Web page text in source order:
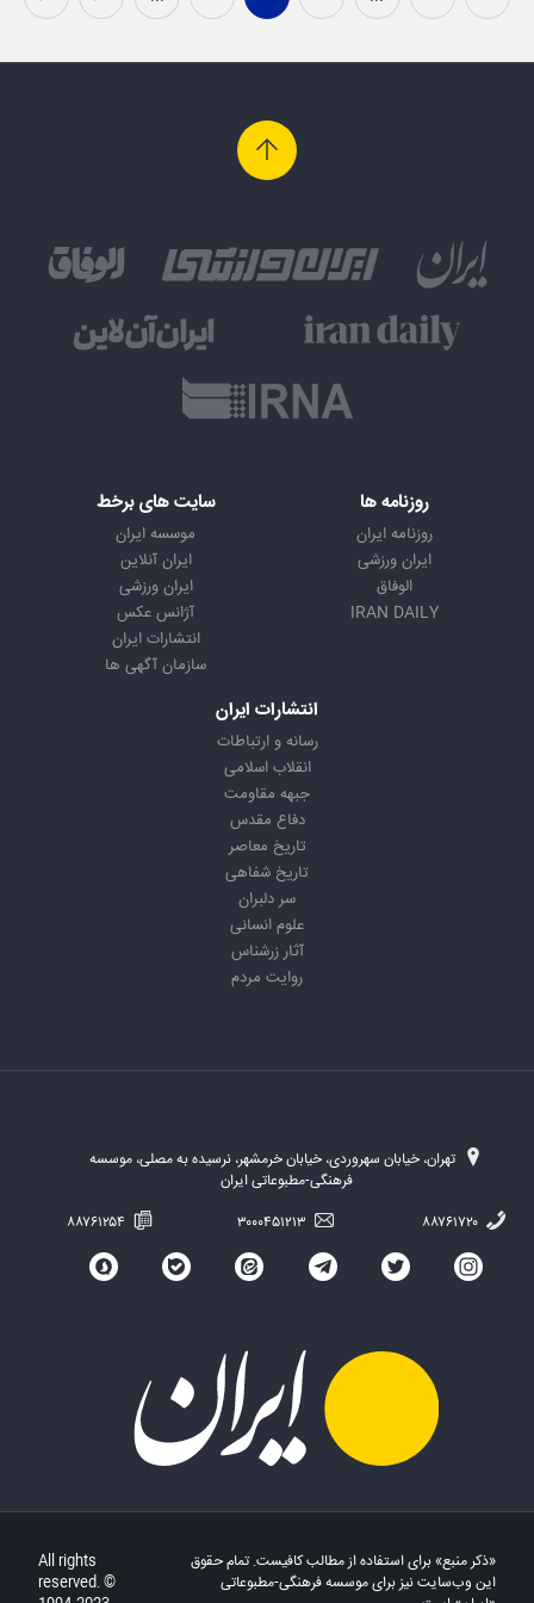
روزنامه ها
روزنامه ایران
ایران ورزشی
الوفاق
IRAN DAILY
سایت های برخط
موسسه ایران
ایران آنلاین
ایران ورزشی
آژانس عکس
انتشارات ایران
سازمان آگهی ها
انتشارات ایران
رسانه و ارتباطات
انقلاب اسلامی
جبهه مقاومت
دفاع مقدس
تاریخ معاصر
تاریخ شفاهی
سر دلبران
علوم انسانی
آثار زرشناس
روایت مردم
تهران، خیابان سهروردی، خیابان خرمشهر، نرسیده به مصلی، موسسه
فرهنگی-مطبوعاتی ایران
«ذکر منبع» برای استفاده از مطالب کافیست. تمام حقوق
این وب‌سایت نیز برای موسسه فرهنگی-مطبوعاتی
All rights
reserved. ©